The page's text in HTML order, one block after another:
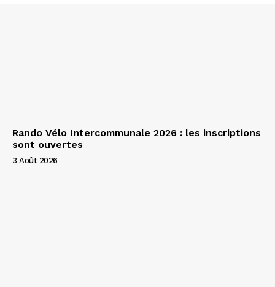
Rando Vélo Intercommunale 2026 : les inscriptions
sont ouvertes
3 Août 2026